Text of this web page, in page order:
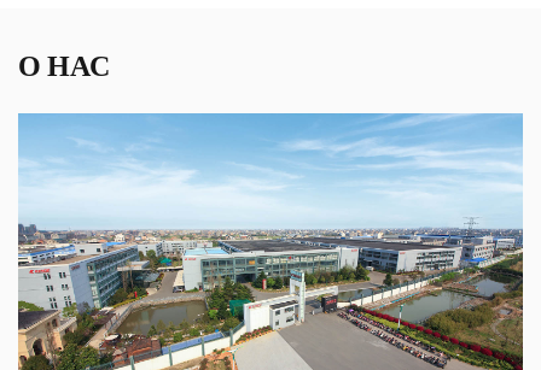
Параметры:
Технические характеристики: ●Высокая точность
управления сваркой, красивый сварочный шов, высо...
ЧИТАТЬ ДАЛЕЕ
О НАС